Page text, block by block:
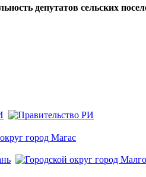
депутатов сельских